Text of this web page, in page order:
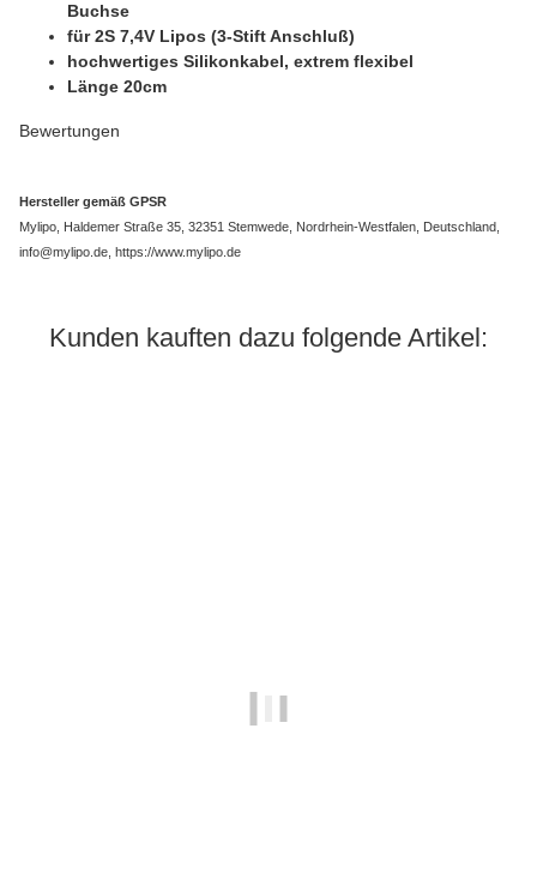
Buchse
für 2S 7,4V Lipos (3-Stift Anschluß)
hochwertiges Silikonkabel, extrem flexibel
Länge 20cm
Bewertungen
Hersteller gemäß GPSR
Mylipo, Haldemer Straße 35, 32351 Stemwede, Nordrhein-Westfalen, Deutschland,
info@mylipo.de, https://www.mylipo.de
Kunden kauften dazu folgende Artikel: